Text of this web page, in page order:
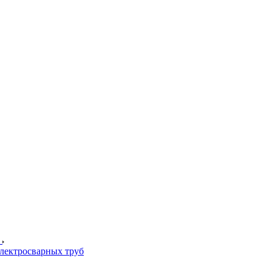
труб